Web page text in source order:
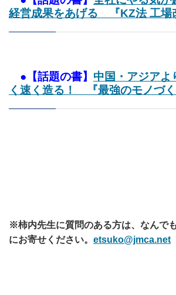
経営成果をあげる 『KZ法 工場
●【話題の書】 中国・アジアよ
く速く造る！ 『最強のモノづく
※柿内先生に質問のある方は、なんで
にお寄せください。 etsuko@jmca.net